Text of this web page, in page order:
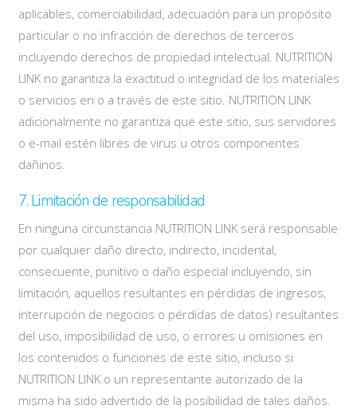
aplicables, comerciabilidad, adecuación para un propósito
particular o no infracción de derechos de terceros
incluyendo derechos de propiedad intelectual. NUTRITION
LINK no garantiza la exactitud o integridad de los materiales
o servicios en o a través de este sitio. NUTRITION LINK
adicionalmente no garantiza que este sitio, sus servidores
o e-mail estén libres de virus u otros componentes
dañinos.
7. Limitación de responsabilidad
En ninguna circunstancia NUTRITION LINK será responsable
por cualquier daño directo, indirecto, incidental,
consecuente, punitivo o daño especial incluyendo, sin
limitación, aquellos resultantes en pérdidas de ingresos,
interrupción de negocios o pérdidas de datos) resultantes
del uso, imposibilidad de uso, o errores u omisiones en
los contenidos o funciones de este sitio, incluso si
NUTRITION LINK o un representante autorizado de la
misma ha sido advertido de la posibilidad de tales daños.